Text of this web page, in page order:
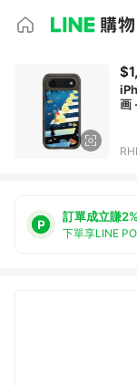
画
訂單成立賺2%
下單享LINE